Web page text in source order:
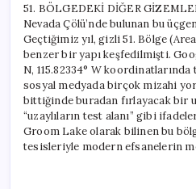
51. BÖLGEDEKİ DİĞER
Nevada Çölü’nde bulunan bu
Geçtiğimiz yıl, gizli 51. Bölge
benzer bir yapı keşfedilmişti.
N, 115.82334° W
sosyal medyada birçok mizahi
bittiğinde buradan fırlayacak bir
“uzaylıların test alanı” gibi
Groom Lake olarak bilinen bu
tesisleriyle modern efsanelerin